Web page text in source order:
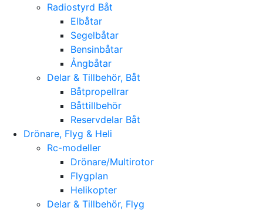
Radiostyrd Båt
Elbåtar
Segelbåtar
Bensinbåtar
Ångbåtar
Delar & Tillbehör, Båt
Båtpropellrar
Båttillbehör
Reservdelar Båt
Drönare, Flyg & Heli
Rc-modeller
Drönare/Multirotor
Flygplan
Helikopter
Delar & Tillbehör, Flyg